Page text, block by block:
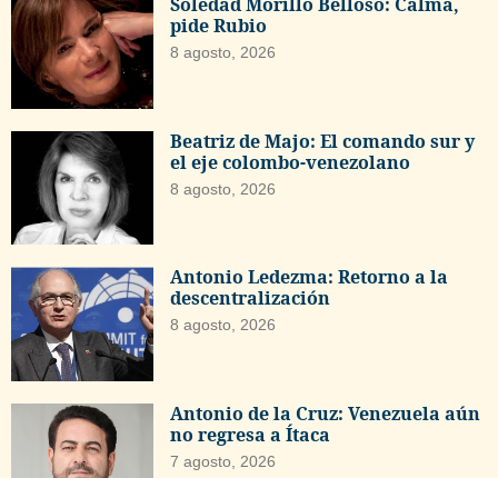
pide Rubio
8 agosto, 2026
Beatriz de Majo: El comando sur y
el eje colombo-venezolano
8 agosto, 2026
Antonio Ledezma: Retorno a la
descentralización
8 agosto, 2026
Antonio de la Cruz: Venezuela aún
no regresa a Ítaca
7 agosto, 2026